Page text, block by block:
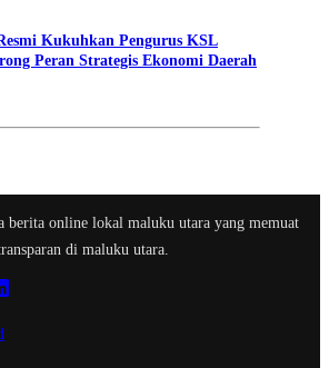
Kukuhkan Pengurus KSL
Peran Strategis Ekonomi Daerah
berita online lokal maluku utara yang memuat
di maluku utara.